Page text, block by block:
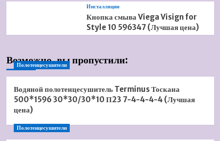
Инсталляции
Кнопка смыва Viega Visign for
Style 10 596347 (Лучшая цена)
Возможно, вы пропустили:
Полотенцесушители
Водяной полотенцесушитель Terminus Тоскана
500*1596 30*30/30*10 П23 7-4-4-4-4 (Лучшая
цена)
Полотенцесушители